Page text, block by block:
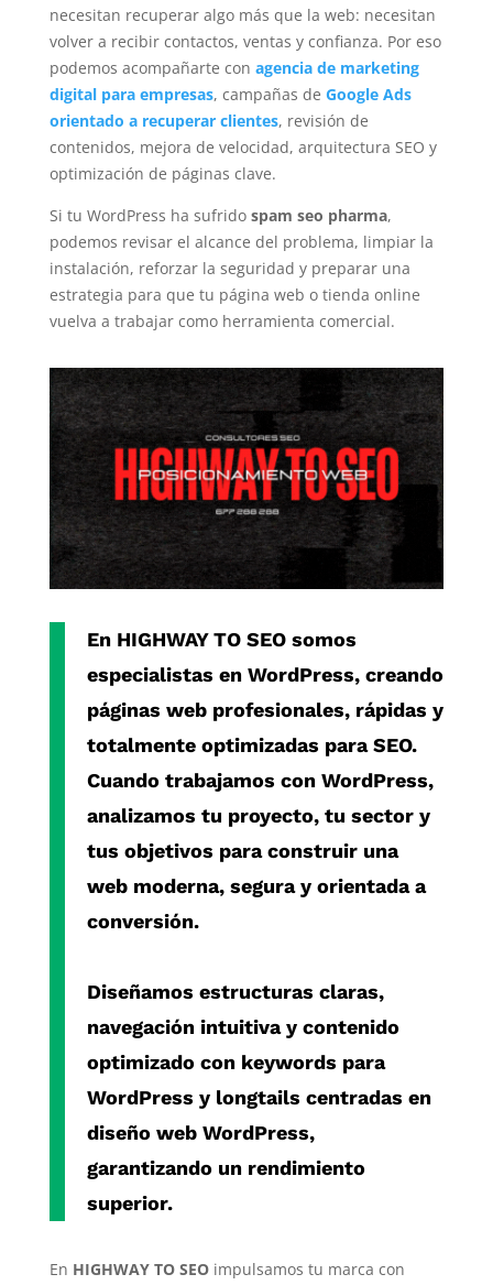
necesitan recuperar algo más que la web: necesitan
volver a recibir contactos, ventas y confianza. Por eso
podemos acompañarte con agencia de marketing
digital para empresas, campañas de Google Ads
orientado a recuperar clientes, revisión de
contenidos, mejora de velocidad, arquitectura SEO y
optimización de páginas clave.
Si tu WordPress ha sufrido spam seo pharma,
podemos revisar el alcance del problema, limpiar la
instalación, reforzar la seguridad y preparar una
estrategia para que tu página web o tienda online
vuelva a trabajar como herramienta comercial.
En HIGHWAY TO SEOsomos
especialistas en WordPress, creando
páginas web profesionales, rápidas y
totalmente optimizadas para SEO.
Cuando trabajamos con WordPress,
analizamos tu proyecto, tu sector y
tus objetivos para construir una
web moderna, segura y orientada a
conversión.
Diseñamos estructuras claras,
navegación intuitiva y contenido
optimizado con keywords para
WordPress y longtails centradas en
diseño web WordPress,
garantizando un rendimiento
superior.
En HIGHWAY TO SEOimpulsamos tu marca con